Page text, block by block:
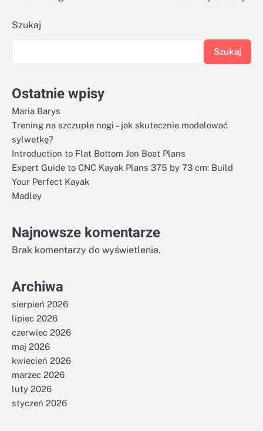
Szukaj
Szukaj
Ostatnie wpisy
Maria Barys
Trening na szczupłe nogi – jak skutecznie modelować
sylwetkę?
Introduction to Flat Bottom Jon Boat Plans
Expert Guide to CNC Kayak Plans 375 by 73 cm: Build
Your Perfect Kayak
Madley
Najnowsze komentarze
Brak komentarzy do wyświetlenia.
Archiwa
sierpień 2026
lipiec 2026
czerwiec 2026
maj 2026
kwiecień 2026
marzec 2026
luty 2026
styczeń 2026